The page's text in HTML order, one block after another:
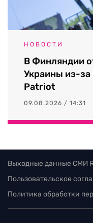
НОВОСТИ
В Финляндии
Украины из-за
Patriot
09.08.2026 / 14:31
Выходные данные СМИ
Пользовательское
Политика обработки